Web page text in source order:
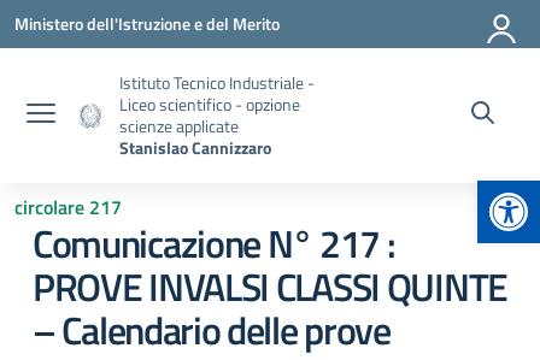
Vai ai contenuti
Vai al menu di navigazione
Vai al footer
Ministero dell'Istruzione e del Merito
Istituto Tecnico Industriale -
Liceo scientifico - opzione
scienze applicate
Stanislao Cannizzaro
circolare 217
Comunicazione N° 217 :
PROVE INVALSI CLASSI QUINTE
– Calendario delle prove